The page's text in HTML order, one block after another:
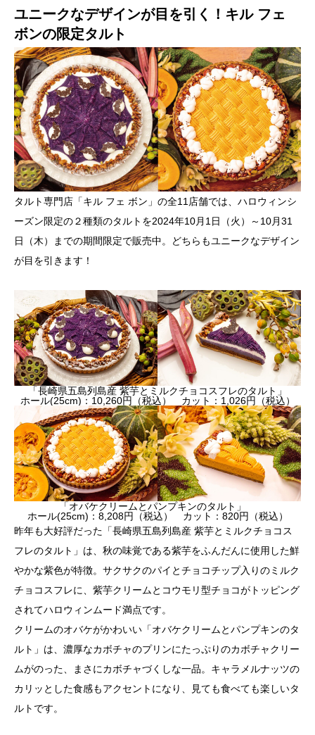
ユニークなデザインが目を引く！キル フェ
ボンの限定タルト
タルト専門店「キル フェ ボン」の全11店舗では、ハロウィンシ
ーズン限定の２種類のタルトを2024年10月1日（火）～10月31
日（木）までの期間限定で販売中。どちらもユニークなデザイン
が目を引きます！
「長崎県五島列島産 紫芋とミルクチョコスフレのタルト」
ホール(25cm)：10,260円（税込） カット：1,026円（税込）
「オバケクリームとパンプキンのタルト」
ホール(25cm)：8,208円（税込） カット：820円（税込）
昨年も大好評だった「長崎県五島列島産 紫芋とミルクチョコス
フレのタルト」は、秋の味覚である紫芋をふんだんに使用した鮮
やかな紫色が特徴。サクサクのパイとチョコチップ入りのミルク
チョコスフレに、紫芋クリームとコウモリ型チョコがトッピング
されてハロウィンムード満点です。
クリームのオバケがかわいい「オバケクリームとパンプキンのタ
ルト」は、濃厚なカボチャのプリンにたっぷりのカボチャクリー
ムがのった、まさにカボチャづくしな一品。キャラメルナッツの
カリッとした食感もアクセントになり、見ても食べても楽しいタ
ルトです。